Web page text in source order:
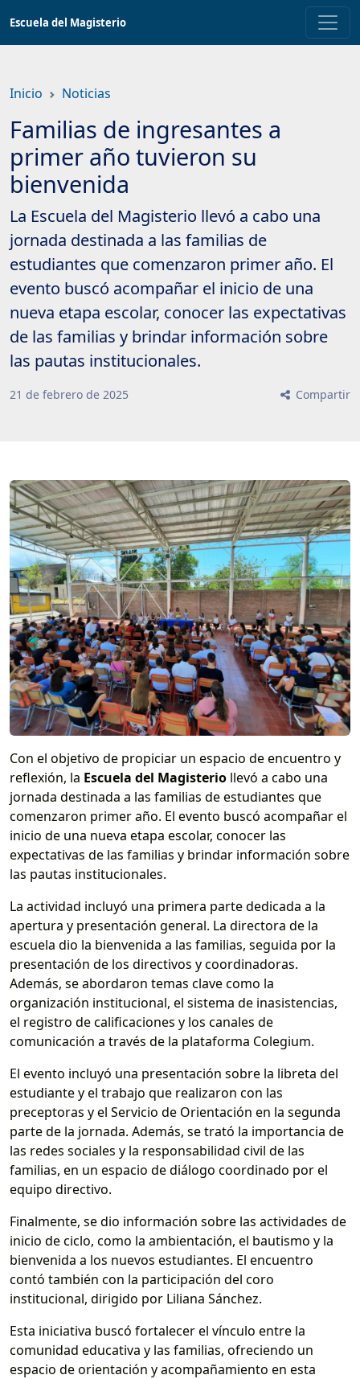
contenido
Escuela del Magisterio
Inicio Noticias
Familias de ingresantes a
primer año tuvieron su
bienvenida
La Escuela del Magisterio llevó a cabo una
jornada destinada a las familias de
estudiantes que comenzaron primer año. El
evento buscó acompañar el inicio de una
nueva etapa escolar, conocer las expectativas
de las familias y brindar información sobre
las pautas institucionales.
21 de febrero de 2025 Compartir
Con el objetivo de propiciar un espacio de encuentro y
reflexión, la Escuela del Magisterio llevó a cabo una
jornada destinada a las familias de estudiantes que
comenzaron primer año. El evento buscó acompañar el
inicio de una nueva etapa escolar, conocer las
expectativas de las familias y brindar información sobre
las pautas institucionales.
La actividad incluyó una primera parte dedicada a la
apertura y presentación general. La directora de la
escuela dio la bienvenida a las familias, seguida por la
presentación de los directivos y coordinadoras.
Además, se abordaron temas clave como la
organización institucional, el sistema de inasistencias,
el registro de calificaciones y los canales de
comunicación a través de la plataforma Colegium.
El evento incluyó una presentación sobre la libreta del
estudiante y el trabajo que realizaron con las
preceptoras y el Servicio de Orientación en la segunda
parte de la jornada. Además, se trató la importancia de
las redes sociales y la responsabilidad civil de las
familias, en un espacio de diálogo coordinado por el
equipo directivo.
Finalmente, se dio información sobre las actividades de
inicio de ciclo, como la ambientación, el bautismo y la
bienvenida a los nuevos estudiantes. El encuentro
contó también con la participación del coro
institucional, dirigido por Liliana Sánchez.
Esta iniciativa buscó fortalecer el vínculo entre la
comunidad educativa y las familias, ofreciendo un
espacio de orientación y acompañamiento en esta